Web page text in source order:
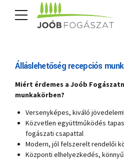
Álláslehetőség recepciós
Miért érdemes a Joób
munkakörben?
Versenyképes, kiváló
Közvetlen együttműködés
fogászati csapattal
Modern, jól felszerelt rendelői
Központi elhelyezkedés,